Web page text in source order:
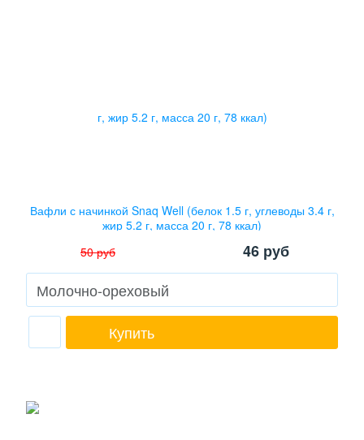
Вафли с начинкой Snaq Well (белок 1.5 г, углеводы 3.4 г,
жир 5.2 г, масса 20 г, 78 ккал)
50руб 46 руб
Купить